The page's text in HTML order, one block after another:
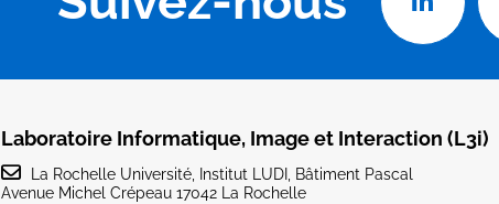
Laboratoire Informatique, Image et Interaction (L3i)
La Rochelle Université, Institut LUDI, Bâtiment Pascal
Avenue Michel Crépeau 17042 La Rochelle